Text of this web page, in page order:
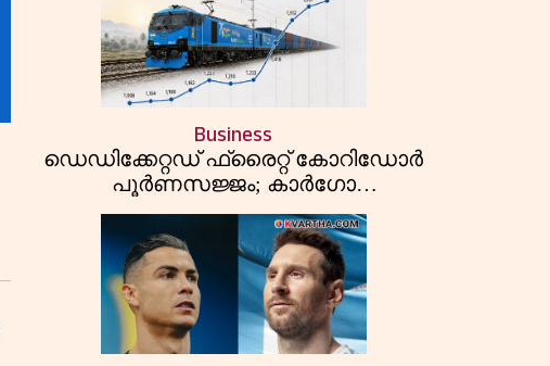
Business
ഡെഡിക്കേറ്റഡ് ഫ്രൈറ്റ് കോറിഡോർ
പൂർണസജ്ജം; കാർഗോ
ടെർമിനലുകളിലൂടെ ഇന്ത്യൻ
റെയിൽവേയുടെ ചരക്ക്
ഗതാഗതത്തിൽ വൻ കുതിപ്പ്